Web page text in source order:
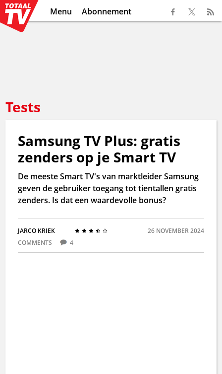
Menu Abonnement
Tests
Samsung TV Plus: gratis
zenders op je Smart TV
De meeste Smart TV's van marktleider Samsung
geven de gebruiker toegang tot tientallen gratis
zenders. Is dat een waardevolle bonus?
JARCO KRIEK
26 NOVEMBER 2024
COMMENTS
4